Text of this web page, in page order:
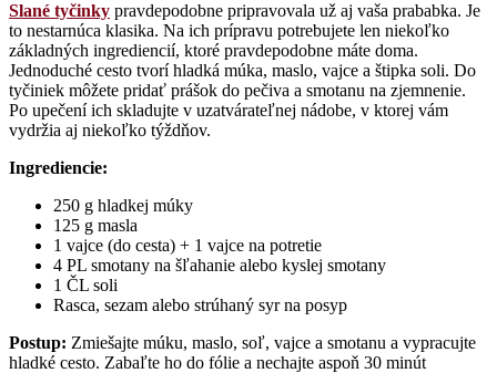
Slané tyčinky pravdepodobne pripravovala už aj vaša prababka. Je
to nestarnúca klasika. Na ich prípravu potrebujete len niekoľko
základných ingrediencií, ktoré pravdepodobne máte doma.
Jednoduché cesto tvorí hladká múka, maslo, vajce a štipka soli. Do
tyčiniek môžete pridať prášok do pečiva a smotanu na zjemnenie.
Po upečení ich skladujte v uzatvárateľnej nádobe, v ktorej vám
vydržia aj niekoľko týždňov.
Ingrediencie:
250 g hladkej múky
125 g masla
1 vajce (do cesta) + 1 vajce na potretie
4 PL smotany na šľahanie alebo kyslej smotany
1 ČL soli
Rasca, sezam alebo strúhaný syr na posyp
Postup: Zmiešajte múku, maslo, soľ, vajce a smotanu a vypracujte
hladké cesto. Zabaľte ho do fólie a nechajte aspoň 30 minút